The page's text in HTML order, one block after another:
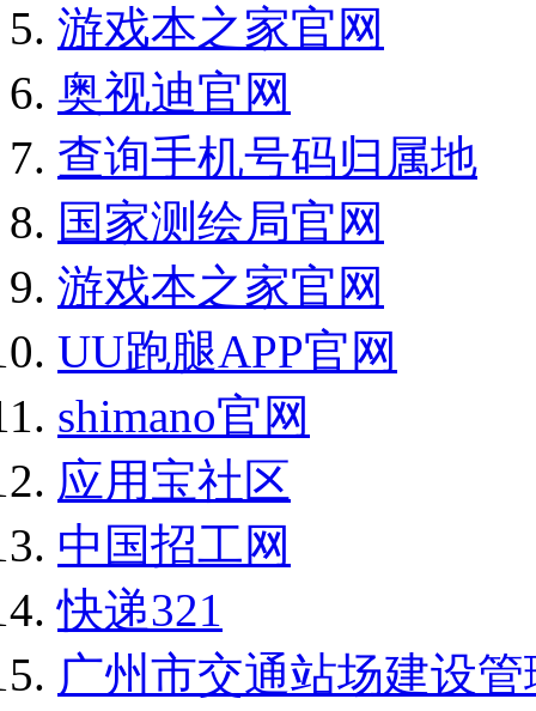
游戏本之家官网
奥视迪官网
查询手机号码归属地
国家测绘局官网
游戏本之家官网
UU跑腿APP官网
shimano官网
应用宝社区
中国招工网
快递321
广州市交通站场建设